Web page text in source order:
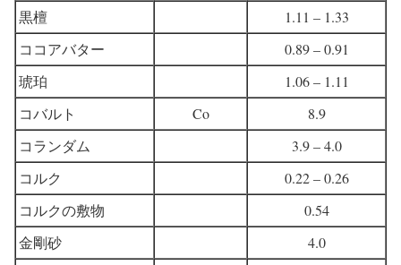
黒檀
1.11 – 1.33
ココアバター
0.89 – 0.91
琥珀
1.06 – 1.11
コバルト
Co
8.9
コランダム
3.9 – 4.0
コルク
0.22 – 0.26
コルクの敷物
0.54
金剛砂
4.0